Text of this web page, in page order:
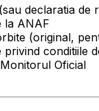
declaratia de
la ANAF
(original,
conditiile
Oficial